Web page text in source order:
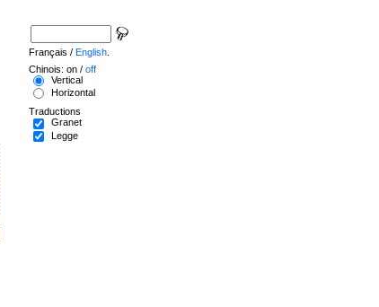
Français / English
Chinois: on / off
Vertical
Horizontal
Traductions
Granet
Legge